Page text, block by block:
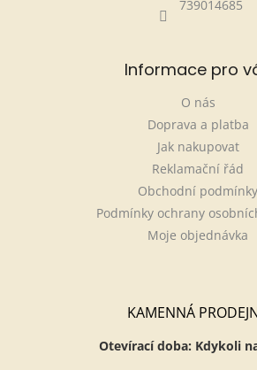
739014685
Informace pro
O nás
Doprava a platba
Jak nakupovat
Reklamační řád
Obchodní podmínky
Podmínky ochrany
Moje objednávka
KAMENNÁ
Otevírací doba: Kdykoli